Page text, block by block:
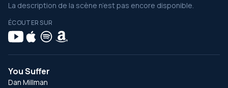
La description de la scène n’est pas encore disponible.
ÉCOUTER SUR
You Suffer
Dan Millman